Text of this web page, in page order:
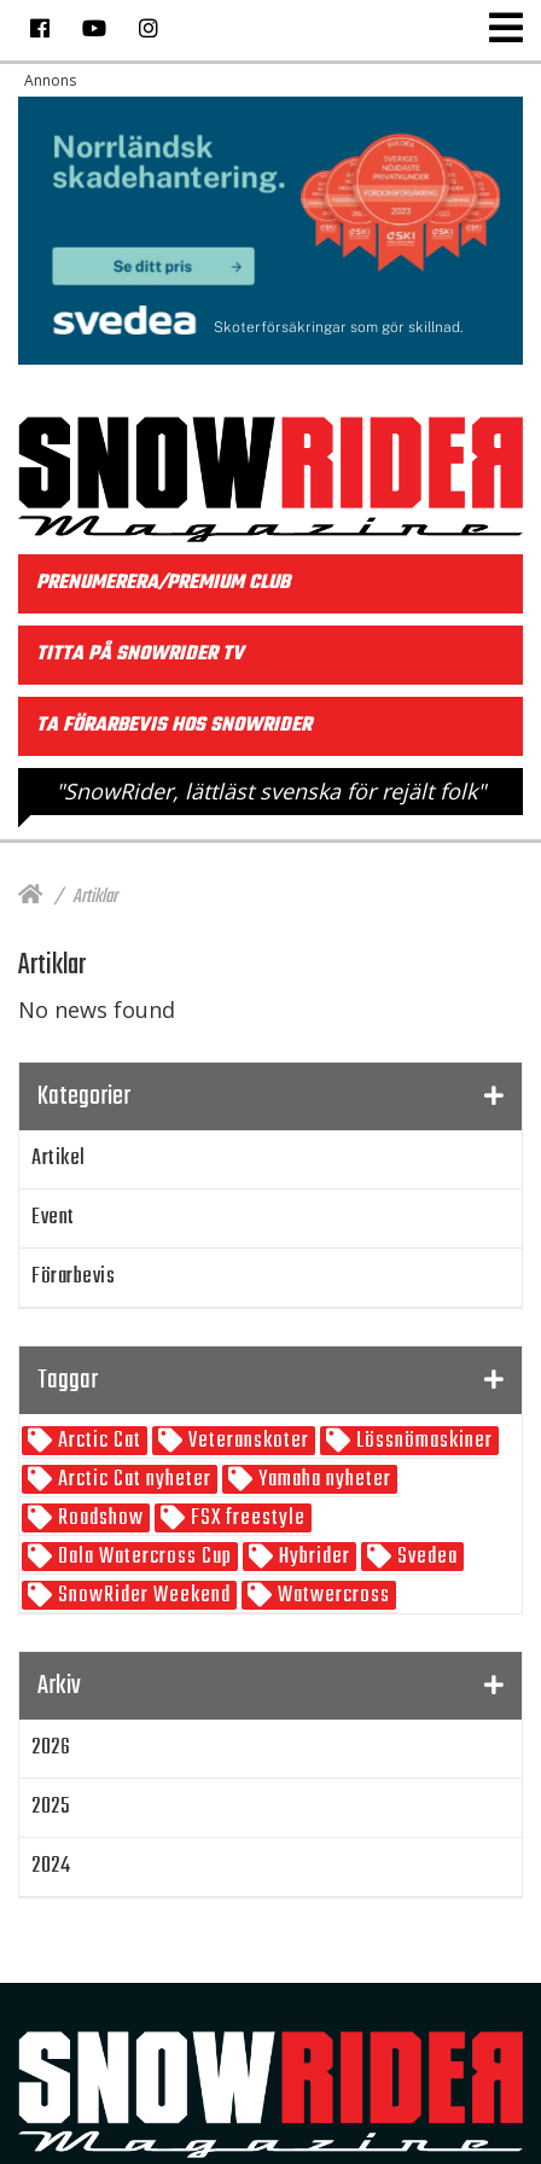
PRENUMERERA/PREMIUM CLUB
TITTA PÅ SNOWRIDER TV
TA FÖRARBEVIS HOS SNOWRIDER
"SnowRider, lättläst svenska för rejält folk"
Artiklar
Artiklar
No news found
Kategorier
Artikel
Event
Förarbevis
SnowRider TV
Skoterpodden
Taggar
Arctic Cat Veteranskoter
Lössnömaskiner
Arctic Cat nyheter
Yamaha nyheter
Roadshow
FSX freestyle
Dala Watercross Cup
Hybrider
Svedea
SnowRider Weekend
Watwercross
SnowRider Hoddie
pDrive
Zeppelinarn
Snöskoterkläder TOBE
FXR
Klim
Laga mat
IQ Trippeln
Original ECU
Loggning Mappning
MapTun
Encylindrig tvåtaktsmotor med EBK
Snowrider Magazine
Bromsning av bensin
Det encylindriga undret
Arkiv
2026
2025
2024
2022
2021
2020